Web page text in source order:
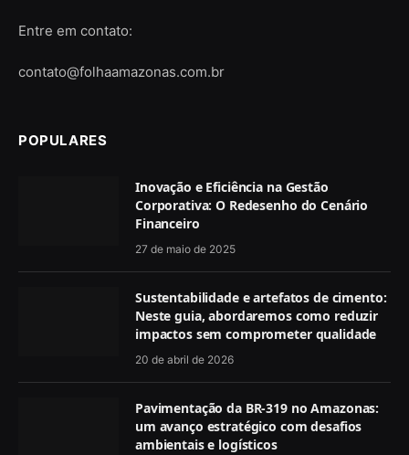
Entre em contato:
contato@folhaamazonas.com.br
POPULARES
Inovação e Eficiência na Gestão
Corporativa: O Redesenho do Cenário
Financeiro
27 de maio de 2025
Sustentabilidade e artefatos de cimento:
Neste guia, abordaremos como reduzir
impactos sem comprometer qualidade
20 de abril de 2026
Pavimentação da BR‑319 no Amazonas:
um avanço estratégico com desafios
ambientais e logísticos